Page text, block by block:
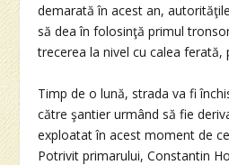
demarată în acest an,
să dea în folosinţă primul
trecerea la nivel cu calea ferată,
Timp de o lună, strada va fi
către şantier urmând să fie
exploatat în acest moment de
Potrivit primarului, Constantin